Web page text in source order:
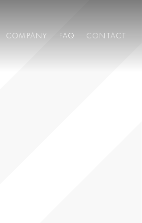
COMPANY FAQ CONTACT